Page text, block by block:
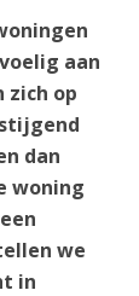
aan
op
dan
woning
we
in